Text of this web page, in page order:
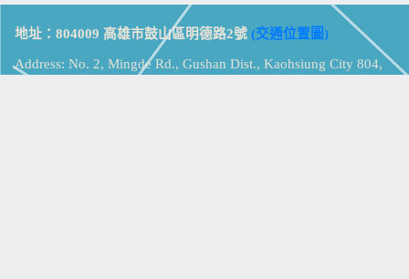
地址：804009 高雄市鼓山區明德路2號 (交通位置圖)
Address: No. 2, Mingde Rd., Gushan Dist., Kaohsiung City 804,
Taiwan (R.O.C.)